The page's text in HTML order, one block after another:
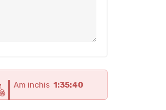
Am inchis 1:35:38